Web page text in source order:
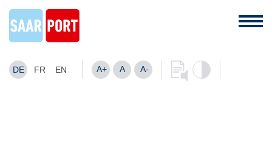
DE FR EN A+ A A-